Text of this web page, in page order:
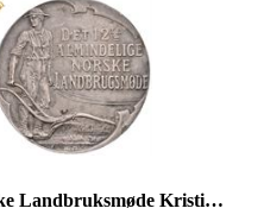
1907. Sølv. 56 mm. Kantskade/edge nick